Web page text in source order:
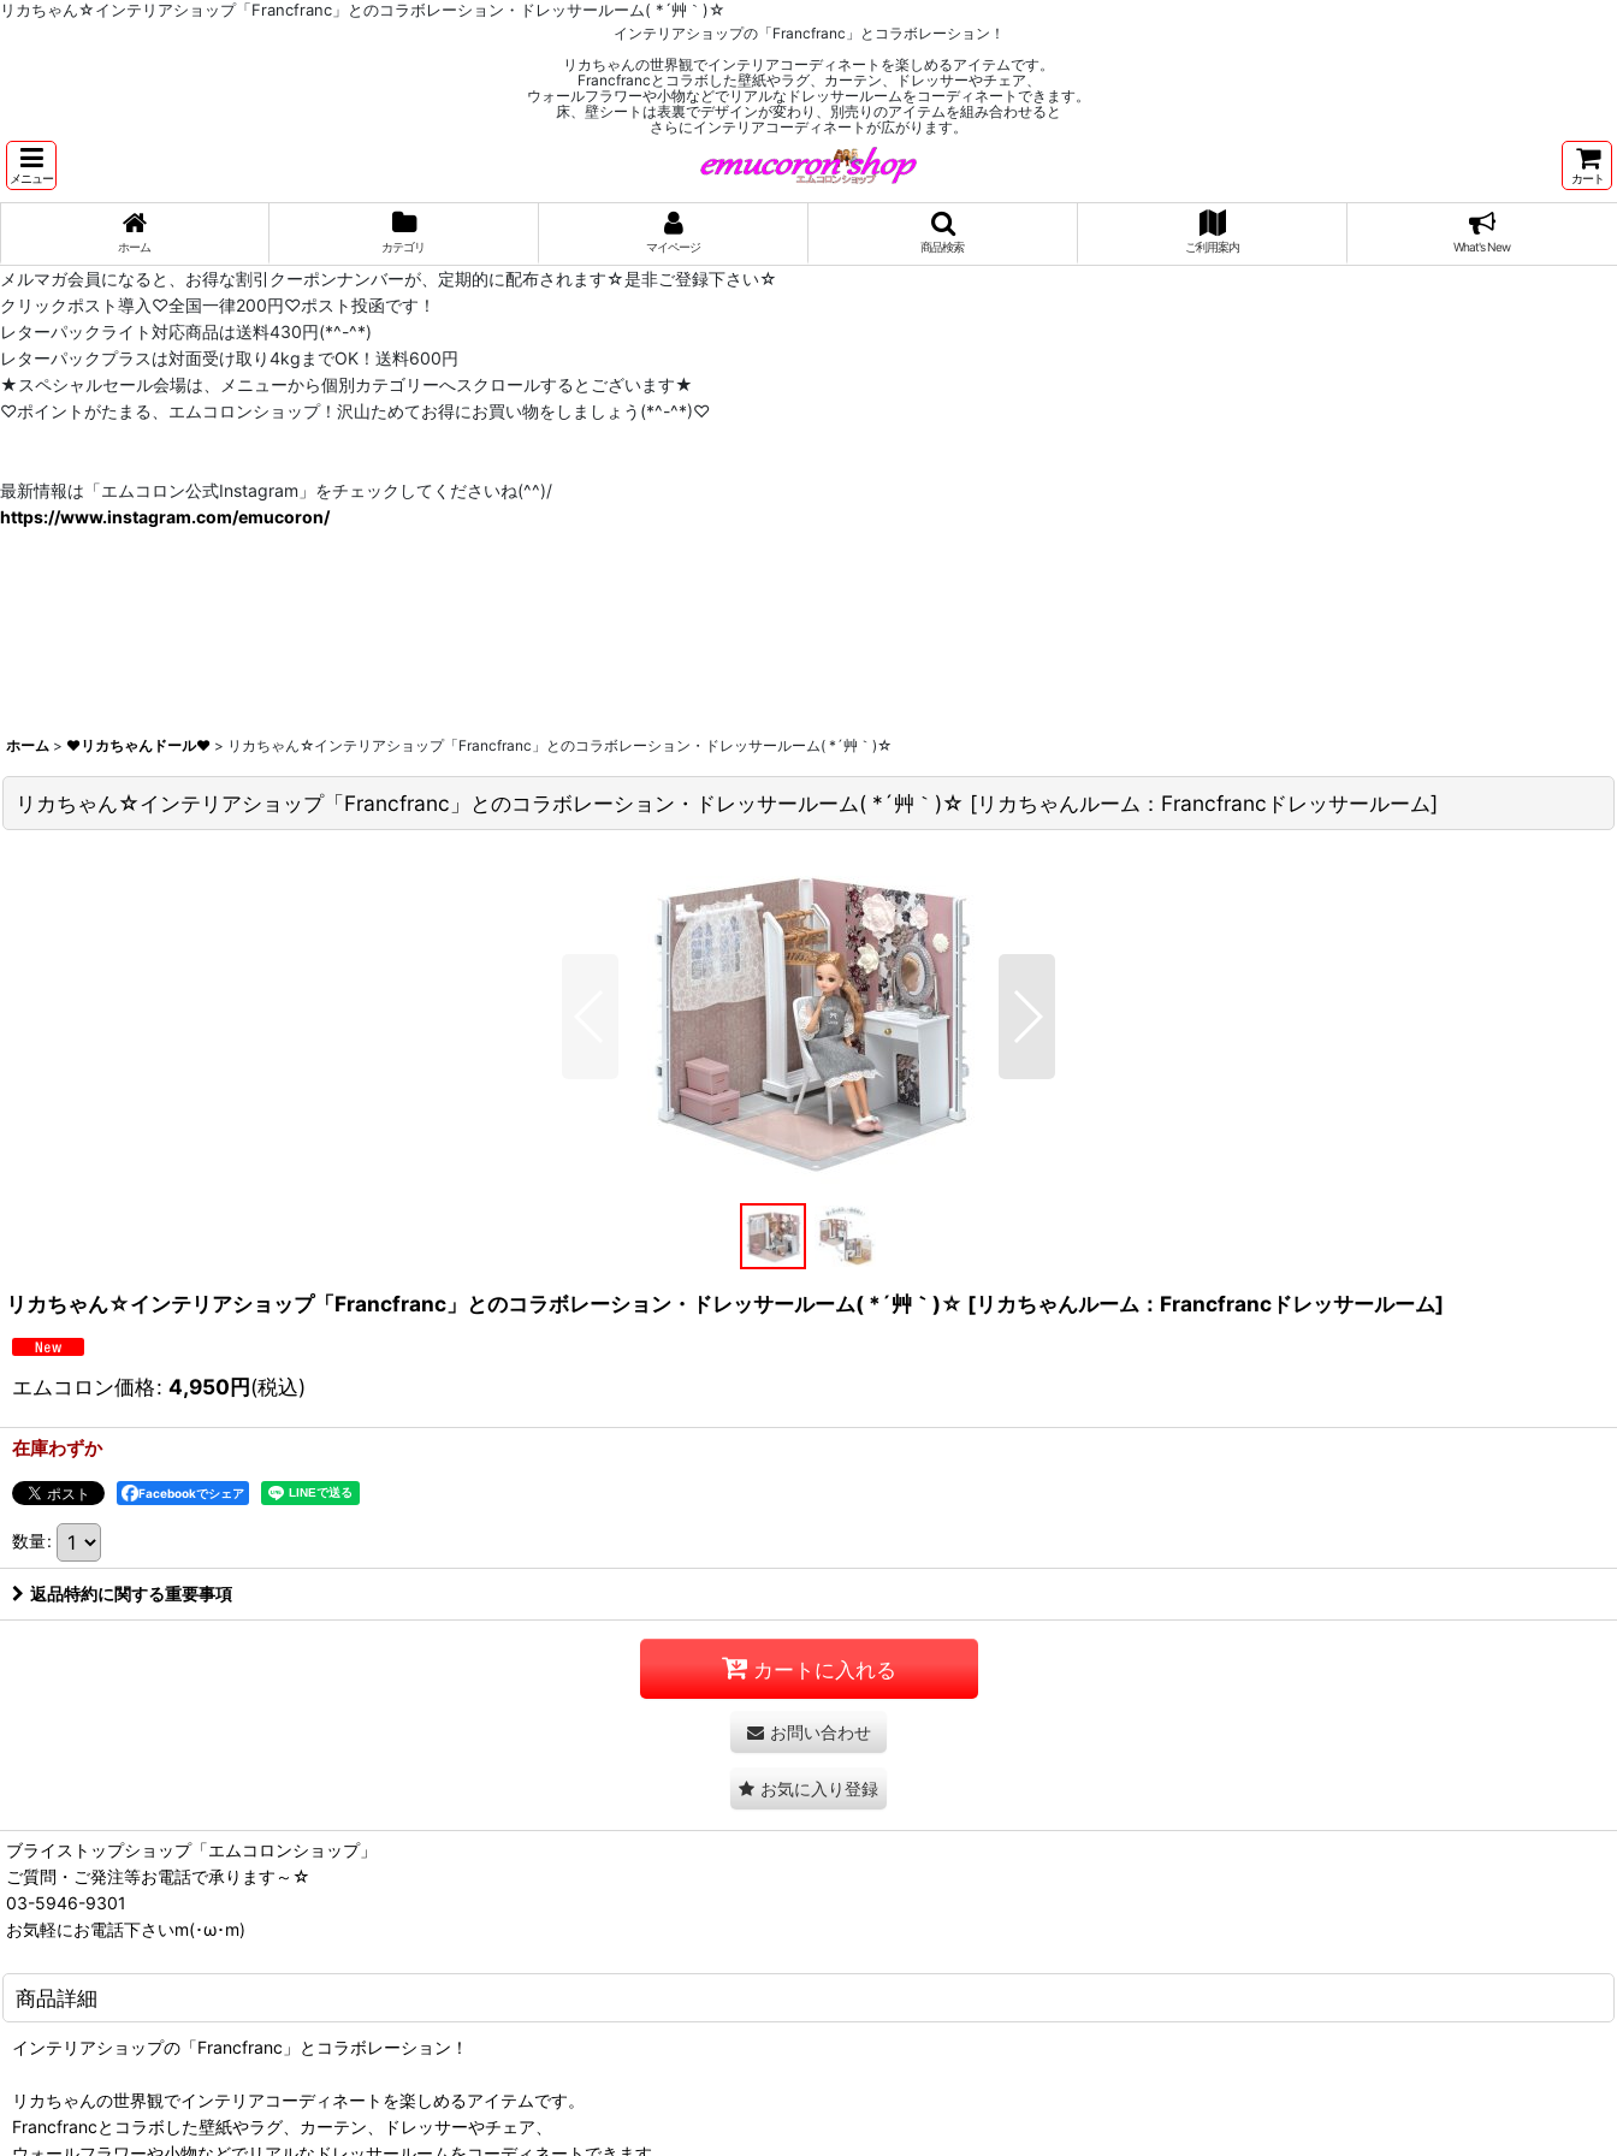
リカちゃん☆インテリアショップ「Francfranc」とのコラボレーション・ドレッサールーム( *´艸｀)☆
インテリアショップの「Francfranc」とコラボレーション！
リカちゃんの世界観でインテリアコーディネートを楽しめるアイテムです。
Francfrancとコラボした壁紙やラグ、カーテン、ドレッサーやチェア、
ウォールフラワーや小物などでリアルなドレッサールームをコーディネートできます。
床、壁シートは表裏でデザインが変わり、別売りのアイテムを組み合わせると
さらにインテリアコーディネートが広がります。
メニュー カート
ホーム カテゴリ マイページ 商品検索 ご利用案内 What's New
メルマガ会員になると、お得な割引クーポンナンバーが、定期的に配布されます☆是非ご登録下さい☆
クリックポスト導入♡全国一律200円♡ポスト投函です！
レターパックライト対応商品は送料430円(*^-^*)
レターパックプラスは対面受け取り4kgまでOK！送料600円
★スペシャルセール会場は、メニューから個別カテゴリーへスクロールするとございます★
♡ポイントがたまる、エムコロンショップ！沢山ためてお得にお買い物をしましょう(*^-^*)♡
最新情報は「エムコロン公式Instagram」をチェックしてくださいね(^^)/
https://www.instagram.com/emucoron/
ホーム > ♥リカちゃんドール♥ > リカちゃん☆インテリアショップ「Francfranc」とのコラボレーション・ドレッサールーム( *´艸｀)☆
リカちゃん☆インテリアショップ「Francfranc」とのコラボレーション・ドレッサールーム( *´艸｀)☆ [リカちゃんルーム：Francfrancドレッサールーム]
リカちゃん☆インテリアショップ「Francfranc」とのコラボレーション・ドレッサールーム( *´艸｀)☆ [リカちゃんルーム：Francfrancドレッサールーム]
エムコロン価格: 4,950円(税込)
在庫わずか
Facebookでシェア
数量:
返品特約に関する重要事項
カートに入れる
お問い合わせ
お気に入り登録
ブライストップショップ「エムコロンショップ」
ご質問・ご発注等お電話で承ります～☆
03-5946-9301
お気軽にお電話下さいm(･ω･m)
商品詳細
インテリアショップの「Francfranc」とコラボレーション！
リカちゃんの世界観でインテリアコーディネートを楽しめるアイテムです。
Francfrancとコラボした壁紙やラグ、カーテン、ドレッサーやチェア、